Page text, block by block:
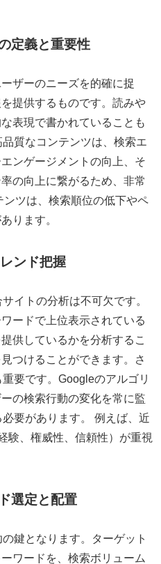
定義と重要性
ザーのニーズを的確に捉
提供するものです。読みや
表現で書かれていることも
質なコンテンツは、検索エ
ンゲージメントの向上、そ
の向上に繋がるため、非常
ツは、検索順位の低下やペ
ります。
ンド把握
イトの分析は不可欠です。
ードで上位表示されている
供しているかを分析するこ
つけることができます。さ
要です。Googleのアルゴリ
の検索行動の変化を常に監
要があります。 例えば、近
験、権威性、信頼性）が重視
選定と配置
鍵となります。ターゲット
ワードを、検索ボリューム